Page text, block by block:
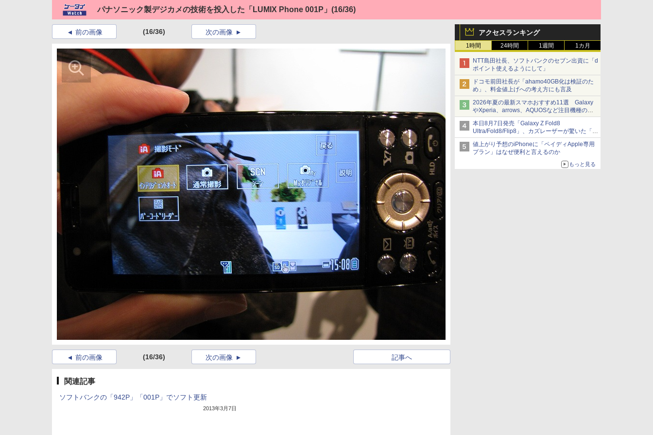
パナソニック製デジカメの技術を投入した「LUMIX Phone 001P」 (16/36)
アクセスランキング
1時間 24時間 1週間 1カ月
NTT島田社長、ソフトバンクのセブン出資に「d
ポイント使えるようにして」
ドコモ前田社長が「ahamo40GB化は検証のた
め」、料金値上げへの考え方にも言及
2026年夏の最新スマホおすすめ11選 Galaxy
やXperia、arrows、AQUOSなど注目機種の特
徴は
本日8月7日発売「Galaxy Z Fold8
Ultra/Fold8/Flip8」、カズレーザーが驚いた「そ
ば屋のメニュー並みの薄さ」
値上がり予想のiPhoneに「ペイディApple専用
プラン」はなぜ便利と言えるのか
もっと見る
前の画像 (16/36) 次の画像
前の画像 (16/36) 記事へ
次の画像
関連記事
ソフトバンクの「942P」「001P」でソフト更新
2013年3月7日